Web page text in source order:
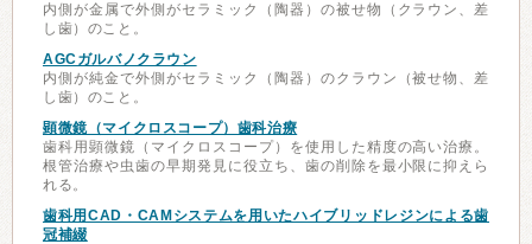
内側が金属で外側がセラミック（陶器）の被せ物（クラウン、差
し歯）のこと。
AGCガルバノクラウン
内側が純金で外側がセラミック（陶器）のクラウン（被せ物、差
し歯）のこと。
顕微鏡（マイクロスコープ）歯科治療
歯科用顕微鏡（マイクロスコープ）を使用した精度の高い治療。
根管治療や虫歯の早期発見に役立ち、歯の削除を最小限に抑えら
れる。
歯科用CAD・CAMシステムを用いたハイブリッドレジンによる歯
冠補綴